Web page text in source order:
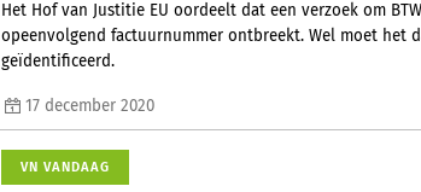
Het Hof van Justitie EU oordeelt dat een verzoek om
opeenvolgend factuurnummer ontbreekt. Wel moet het
geïdentificeerd.
17 december 2020
VN VANDAAG